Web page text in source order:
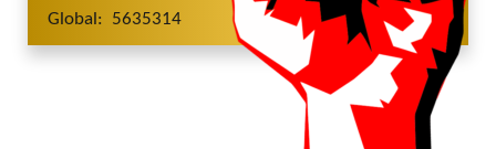
Global: 5635314